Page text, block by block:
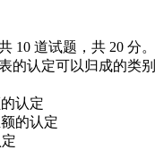
10 道试题，共 20 分。
的认定可以归成的类
认定
的认定